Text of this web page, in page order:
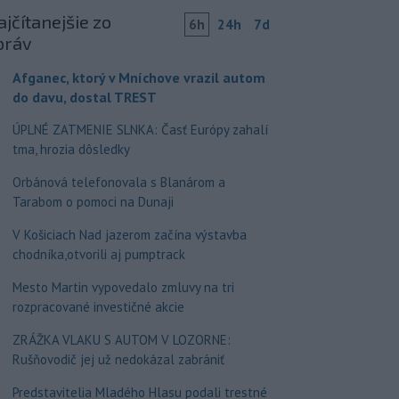
zo
6h 24h 7d
Afganec, ktorý v Mníchove vrazil autom
do davu, dostal TREST
ÚPLNÉ ZATMENIE SLNKA: Časť Európy zahalí
tma, hrozia dôsledky
Orbánová telefonovala s Blanárom a
Tarabom o pomoci na Dunaji
V Košiciach Nad jazerom začína výstavba
chodníka,otvorili aj pumptrack
Mesto Martin vypovedalo zmluvy na tri
rozpracované investičné akcie
ZRÁŽKA VLAKU S AUTOM V LOZORNE:
Rušňovodič jej už nedokázal zabrániť
Predstavitelia Mladého Hlasu podali trestné